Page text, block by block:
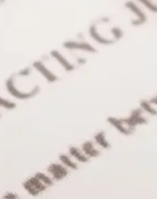
업무
민사그
전
구성원